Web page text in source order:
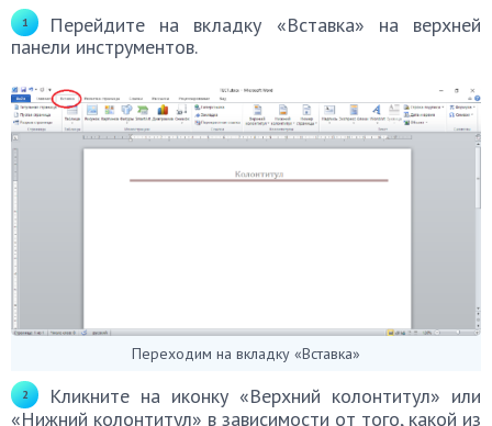
Перейдите на вкладку «Вставка» на верхней
панели инструментов.
Переходим на вкладку «Вставка»
Кликните на иконку «Верхний колонтитул» или
«Нижний колонтитул» в зависимости от того, какой из